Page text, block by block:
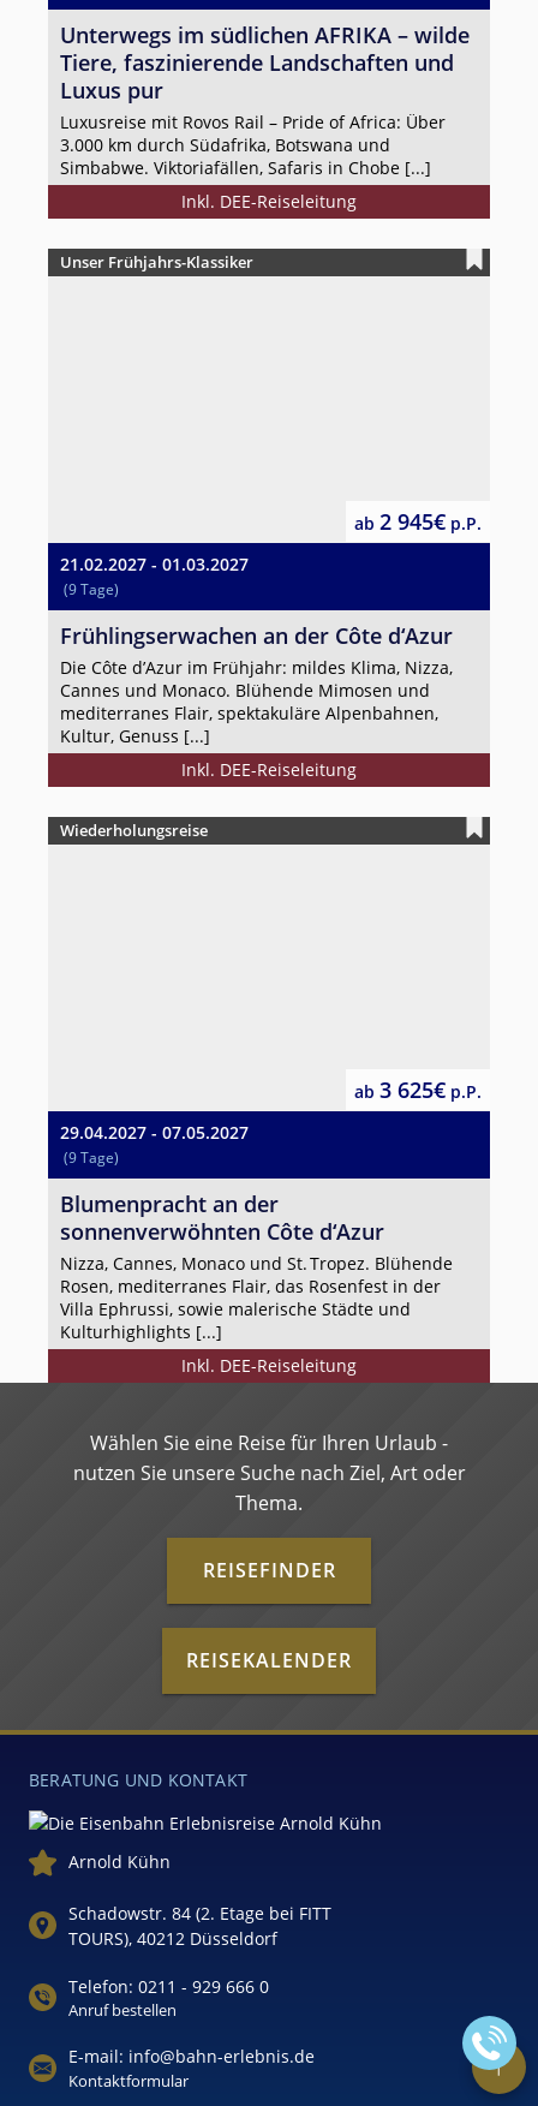
Unterwegs im südlichen AFRIKA – wilde
Tiere, faszinierende Landschaften und
Luxus pur
Luxusreise mit Rovos Rail – Pride of Africa: Über
3.000 km durch Südafrika, Botswana und
Simbabwe. Viktoriafällen, Safaris in Chobe [...]
Inkl. DEE-Reiseleitung
Unser Frühjahrs-Klassiker
21.02.2027 - 01.03.2027
(9 Tage)
ab 2 945€ p.P.
Frühlingserwachen an der Côte d‘Azur
Die Côte d’Azur im Frühjahr: mildes Klima, Nizza,
Cannes und Monaco. Blühende Mimosen und
mediterranes Flair, spektakuläre Alpenbahnen,
Kultur, Genuss [...]
Inkl. DEE-Reiseleitung
Wiederholungsreise
29.04.2027 - 07.05.2027
(9 Tage)
ab 3 625€ p.P.
Blumenpracht an der
sonnenverwöhnten Côte d‘Azur
Nizza, Cannes, Monaco und St. Tropez. Blühende
Rosen, mediterranes Flair, das Rosenfest in der
Villa Ephrussi, sowie malerische Städte und
Kulturhighlights [...]
Inkl. DEE-Reiseleitung
Wählen Sie eine Reise für Ihren Urlaub -
nutzen Sie unsere Suche nach Ziel, Art oder
Thema.
REISEFINDER
REISEKALENDER
BERATUNG UND KONTAKT
Arnold Kühn
Schadowstr. 84 (2. Etage bei FITT
TOURS), 40212 Düsseldorf
Telefon: 0211 - 929 666 0
Anruf bestellen
E-mail: info@bahn-erlebnis.de
Kontaktformular